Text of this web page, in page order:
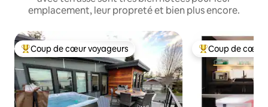
emplacement, leur propreté et bien plus encore.
Coups de cœur voyageurs les plus appréciés
Coup de cœur voyageurs Coups de cœur
Coup de cœur